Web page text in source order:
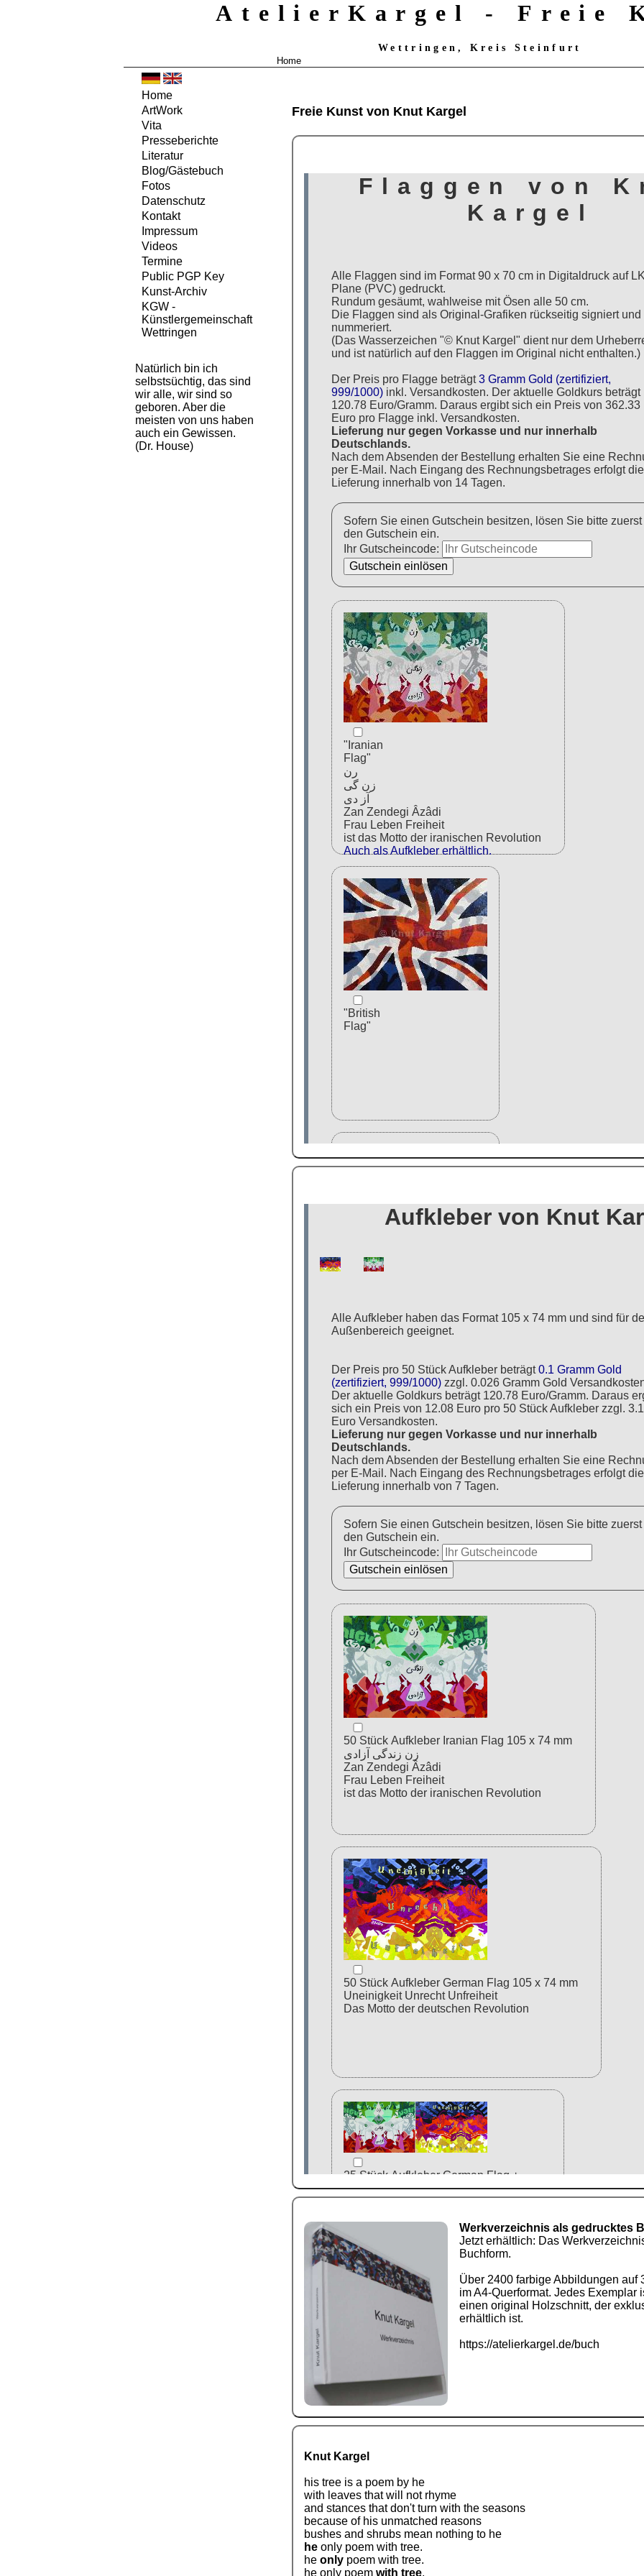
AtelierKargel - Freie
Wettringen, Kreis Steinfurt
Home
Freie Kunst von Knut Kargel
Werkverzeichnis als gedrucktes
Jetzt erhältlich: Das
Buchform.
Über 2400 farbige Abbildungen auf
im A4-Querformat. Jedes Exemplar
einen original Holzschnitt, der
erhältlich ist.
https://atelierkargel.de/buch
Knut Kargel
his tree is a poem by he
with leaves that will not rhyme
and stances that don't turn with the seasons
because of his unmatched reasons
bushes and shrubs mean nothing to he
he only poem with tree.
he only poem with tree.
he only poem with tree.
Home
ArtWork
Vita
Presseberichte
Literatur
Blog/Gästebuch
Fotos
Datenschutz
Kontakt
Impressum
Videos
Termine
Public PGP Key
Kunst-Archiv
KGW -
Künstlergemeinschaft
Wettringen
Natürlich bin ich
selbstsüchtig, das sind
wir alle, wir sind so
geboren. Aber die
meisten von uns haben
auch ein Gewissen.
(Dr. House)